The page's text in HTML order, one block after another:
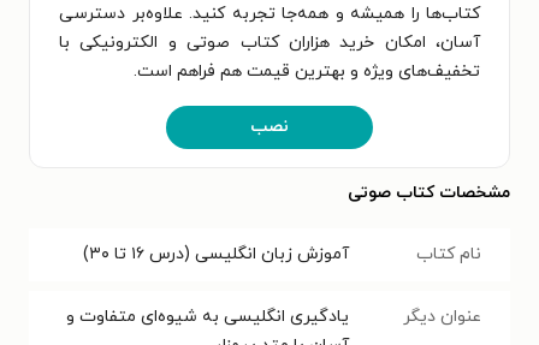
کتاب‌ها را همیشه و همه‌جا تجربه کنید. علاوه‌بر دسترسی
آسان، امکان خرید هزاران کتاب صوتی و الکترونیکی با
تخفیف‌های ویژه و بهترین قیمت هم فراهم است.
نصب
مشخصات کتاب صوتی
نام کتاب آموزش زبان انگلیسی (درس ۱۶ تا ۳۰)
عنوان دیگر
یادگیری انگلیسی به شیوه‌ای متفاوت و